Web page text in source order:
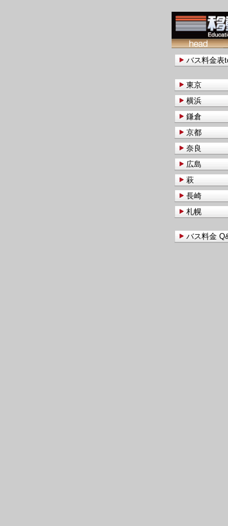
バス料金表
東京
横浜
鎌倉
京都
奈良
広島
萩
長崎
札幌
バス料金